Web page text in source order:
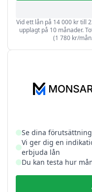
Vid ett lån på 14 000 kr till
upplagt på 10 månader.
(1 780 kr/
Se dina
Vi ger dig en
erbjuda lån
Du kan testa hur